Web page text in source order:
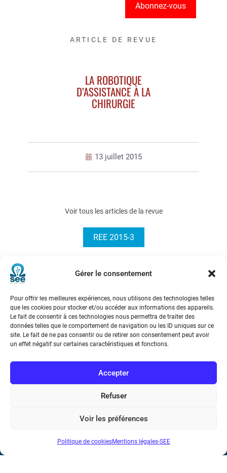
Gérer le consentement
Pour offrir les meilleures expériences, nous utilisons des technologies telles
que les cookies pour stocker et/ou accéder aux informations des appareils.
Le fait de consentir à ces technologies nous permettra de traiter des
données telles que le comportement de navigation ou les ID uniques sur ce
site. Le fait de ne pas consentir ou de retirer son consentement peut avoir
un effet négatif sur certaines caractéristiques et fonctions.
Accepter
Refuser
Voir les préférences
Politique de cookiesMentions légales-SEE
Abonnez-vous
ARTICLE DE REVUE
LA ROBOTIQUE
D’ASSISTANCE À LA
CHIRURGIE
13 juillet 2015
Voir tous les articles de la revue
REE 2015-3
L’avènement de la co-manipulation
Société de l’Electricité, de l’Electronique et des Technologies
de l’Information et de la Communication
17 rue de l’Amiral Hamelin75116 Paris